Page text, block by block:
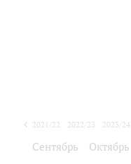
2021/22 2022/23 2023/24
Сентябрь Октябрь